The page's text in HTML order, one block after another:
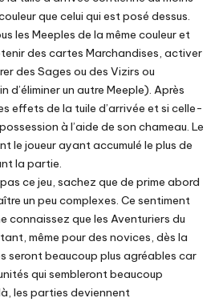
que celui qui est posé dessus.
les Meeples de la même couleur et
des cartes Marchandises, activer
des Sages ou des Vizirs ou
d’éliminer un autre Meeple). Après
effets de la tuile d’arrivée et si celle-
à l’aide de son chameau. Le
le joueur ayant accumulé le plus de
la partie.
ce jeu, sachez que de prime abord
un peu complexes. Ce sentiment
connaissez que les Aventuriers du
même pour des novices, dès la
seront beaucoup plus agréables car
qui sembleront beaucoup
les parties deviennent